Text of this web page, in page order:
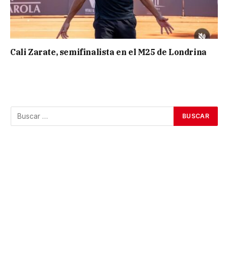
Cali Zarate, semifinalista en el M25 de Londrina